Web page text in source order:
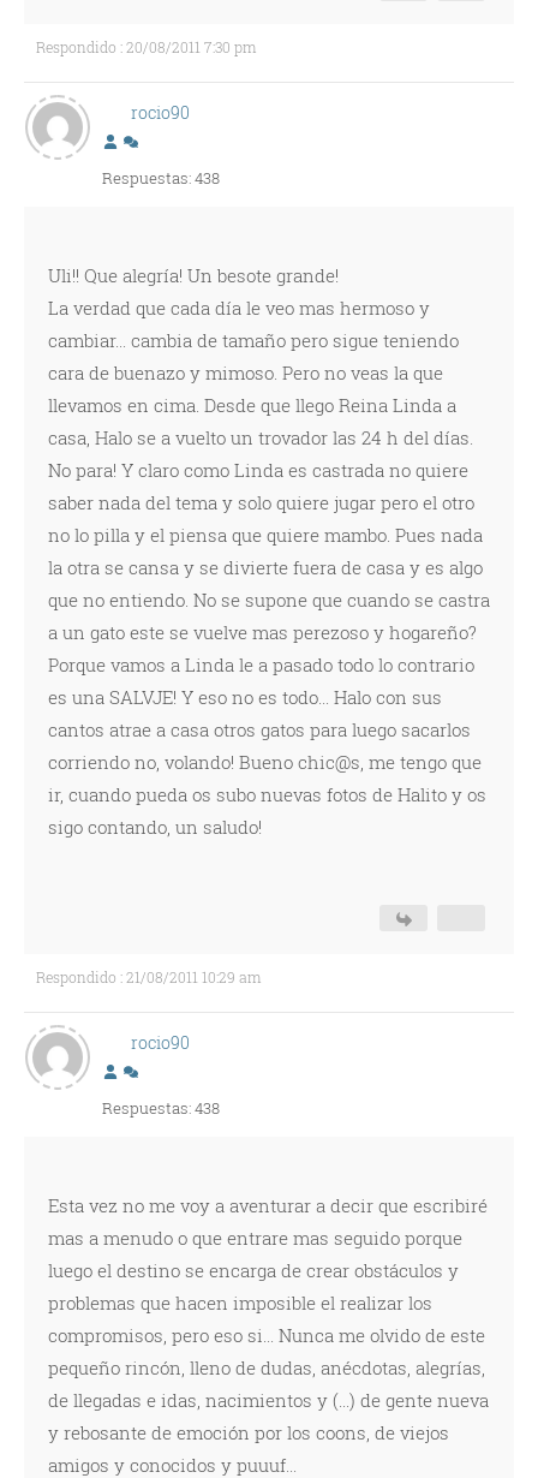
Respondido : 20/08/2011 7:30 pm
rocio90
Respuestas: 438
Uli!! Que alegría! Un besote grande!
La verdad que cada día le veo mas hermoso y
cambiar... cambia de tamaño pero sigue teniendo
cara de buenazo y mimoso. Pero no veas la que
llevamos en cima. Desde que llego Reina Linda a
casa, Halo se a vuelto un trovador las 24 h del días.
No para! Y claro como Linda es castrada no quiere
saber nada del tema y solo quiere jugar pero el otro
no lo pilla y el piensa que quiere mambo. Pues nada
la otra se cansa y se divierte fuera de casa y es algo
que no entiendo. No se supone que cuando se castra
a un gato este se vuelve mas perezoso y hogareño?
Porque vamos a Linda le a pasado todo lo contrario
es una SALVJE! Y eso no es todo... Halo con sus
cantos atrae a casa otros gatos para luego sacarlos
corriendo no, volando! Bueno chic@s, me tengo que
ir, cuando pueda os subo nuevas fotos de Halito y os
sigo contando, un saludo!
Respondido : 21/08/2011 10:29 am
rocio90
Respuestas: 438
Esta vez no me voy a aventurar a decir que escribiré
mas a menudo o que entrare mas seguido porque
luego el destino se encarga de crear obstáculos y
problemas que hacen imposible el realizar los
compromisos, pero eso si... Nunca me olvido de este
pequeño rincón, lleno de dudas, anécdotas, alegrías,
de llegadas e idas, nacimientos y (...) de gente nueva
y rebosante de emoción por los coons, de viejos
amigos y conocidos y puuuf...